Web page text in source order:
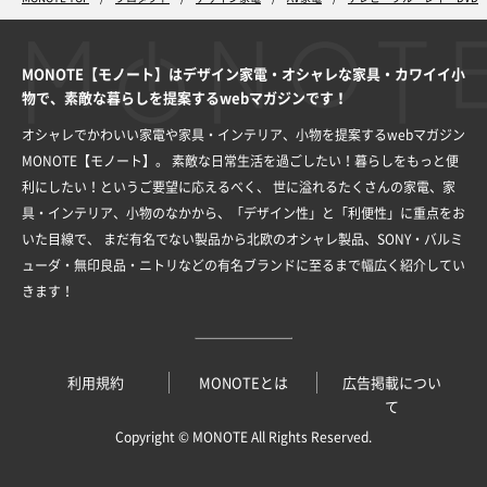
MONOTE【モノート】はデザイン家電・オシャレな家具・カワイイ小
物で、素敵な暮らしを提案するwebマガジンです！
オシャレでかわいい家電や家具・インテリア、小物を提案するwebマガジン
MONOTE【モノート】。
素敵な日常生活を過ごしたい！暮らしをもっと便
利にしたい！というご要望に応えるべく、
世に溢れるたくさんの家電、家
具・インテリア、小物のなかから、「デザイン性」と「利便性」に重点をお
いた目線で、
まだ有名でない製品から北欧のオシャレ製品、SONY・バルミ
ューダ・無印良品・ニトリなどの有名ブランドに至るまで幅広く紹介してい
きます！
利用規約 MONOTEとは
広告掲載につい
て
Copyright © MONOTE All Rights Reserved.